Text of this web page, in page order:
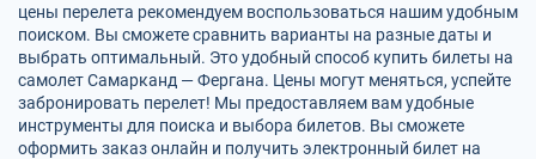
цены перелета рекомендуем воспользоваться нашим удобным
поиском. Вы сможете сравнить варианты на разные даты и
выбрать оптимальный. Это удобный способ купить билеты на
самолет Самарканд — Фергана. Цены могут меняться, успейте
забронировать перелет! Мы предоставляем вам удобные
инструменты для поиска и выбора билетов. Вы сможете
оформить заказ онлайн и получить электронный билет на